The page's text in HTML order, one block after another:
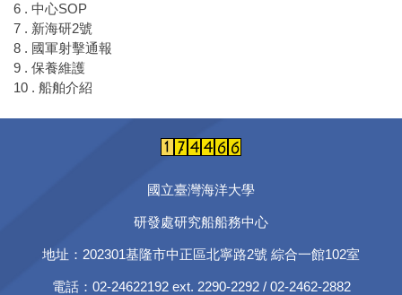
6 . 中心SOP
7 . 新海研2號
8 . 國軍射擊通報
9 . 保養維護
10 . 船舶介紹
國立臺灣海洋大學
研發處研究船船務中心
地址：202301基隆市中正區北寧路2號 綜合一館102室
電話：02-24622192 ext. 2290-2292 / 02-2462-2882